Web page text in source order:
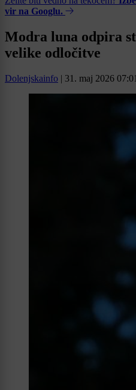
vir na Googlu.
Modra luna odpira
velike odločitve
Dolenjskainfo | 31. maj 2026 07:01